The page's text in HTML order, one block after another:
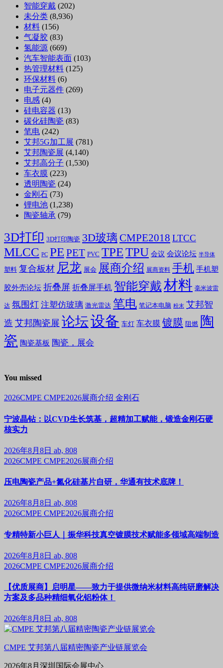
智能穿戴 (202)
未分类 (8,936)
材料 (156)
气凝胶 (83)
氢能源 (669)
汽车智能表面 (103)
热管理材料 (125)
环保材料 (6)
电子元器件 (269)
电感 (4)
硅电容器 (13)
碳化硅陶瓷 (83)
笔电 (242)
艾邦5G加工展 (781)
艾邦陶瓷展 (4,140)
艾邦高分子 (1,530)
车衣膜 (223)
透明陶瓷 (24)
金刚石 (73)
锂电池 (1,238)
陶瓷轴承 (79)
3D打印 3D打印陶瓷 3D玻璃 CMPE2018 LTCC
MLCC PC PE PET PVC TPETPU 会议 会议论坛 半导体
塑料 复合板材 尼龙 展会 展商介绍 展商资料 手机 手机塑
胶外壳论坛 折叠屏 折叠屏手机 智能穿戴材料 毫米波雷
达 氛围灯 注塑仿玻璃 激光雷达 笔电 笔记本电脑 粉末 艾邦智
造 艾邦陶瓷展 论坛设备 车灯 车衣膜 镀膜 阻燃 陶
瓷 陶瓷基板 陶瓷，展会
You missed
2026CMPE CMPE2026展商介绍 金刚石
宁波晶钻：以CVD生长筑基，超精加工赋能，锻造金刚石硬
核实力
2026年8月8日 ab, 808
2026CMPE CMPE2026展商介绍
压电陶瓷产品+氮化硅基片自研，华通有技术底牌！
2026年8月8日 ab, 808
2026CMPE CMPE2026展商介绍
专精特新小巨人｜振华科技真空镀膜技术赋能多领域高端制造
2026年8月8日 ab, 808
2026CMPE CMPE2026展商介绍
【优质展商】启明星——致力于提供微纳米材料高纯研磨解决
方案及多品种精细氧化铝粉体！
2026年8月8日 ab, 808
CMPE 艾邦第八届精密陶瓷产业链展览会
2026年8月深圳国际会展中心